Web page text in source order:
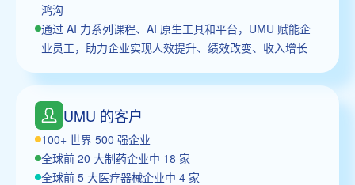
鸿沟
通过 AI 力系列课程、AI 原生工具和平台，UMU 赋能企
业员工，助力企业实现人效提升、绩效改变、收入增长
UMU 的客户
100+ 世界 500 强企业
全球前 20 大制药企业中 18 家
全球前 5 大医疗器械企业中 4 家